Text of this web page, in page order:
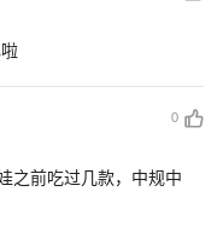
0
之前吃过几款，中规中